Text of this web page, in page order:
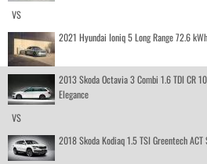
VS
2021 Hyundai Ioniq 5 Long Range 72.6 kWh
2013 Skoda Octavia 3 Combi 1.6 TDI CR
Elegance
VS
2018 Skoda Kodiaq 1.5 TSI Greentech ACT